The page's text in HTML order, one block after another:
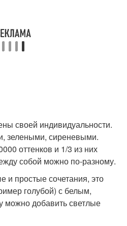
своей индивидуальности.
зелеными, сиреневыми.
оттенков и 1/3 из них
собой можно по-разному.
простые сочетания, это
голубой) с белым,
добавить светлые